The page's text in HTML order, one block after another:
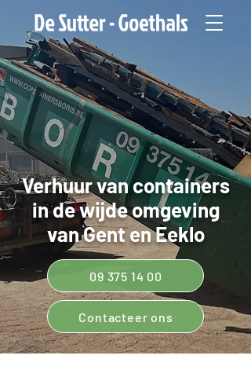
Verhuur van containers
in de wijde omgeving
van Gent en Eeklo
09 375 14 00
Contacteer ons